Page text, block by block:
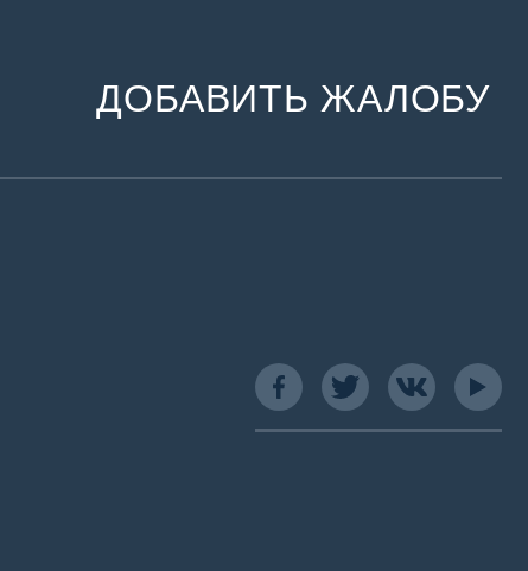
ДОБАВИТЬ ЖАЛОБУ